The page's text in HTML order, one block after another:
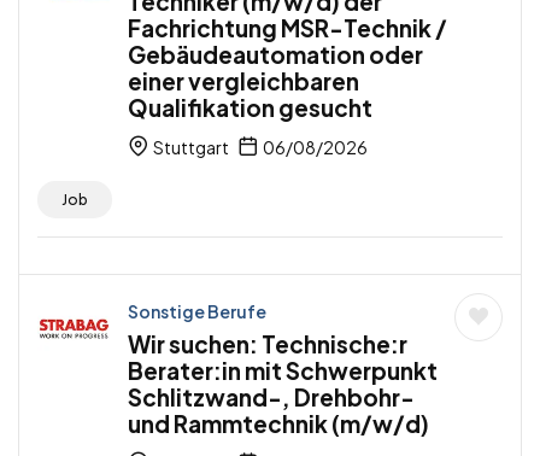
Fachrichtung MSR-Technik /
Gebäudeautomation oder
einer vergleichbaren
Qualifikation gesucht
Stuttgart 06/08/2026
Job
Sonstige Berufe
Wir suchen: Technische:r
Berater:in mit Schwerpunkt
Schlitzwand-, Drehbohr-
und Rammtechnik (m/w/d)